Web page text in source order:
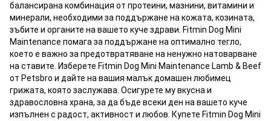
балансирана комбинация от протеини, мазнини, витамини и
минерали, необходими за поддържане на кожата, козината,
зъбите и органите на вашето куче здрави. Fitmin Dog Mini
Maintenance помага за поддържане на оптимално тегло,
което е важно за предотвратяване на ненужно натоварване
на ставите. Изберете Fitmin Dog Mini Maintenance Lamb & Beef
от Petsbro и дайте на вашия малък домашен любимец
грижата, която заслужава. Осигурете му вкусна и
здравословна храна, за да бъде всеки ден на вашето куче
изпълнен с радост, активност и любов. Купете Fitmin Dog Mini